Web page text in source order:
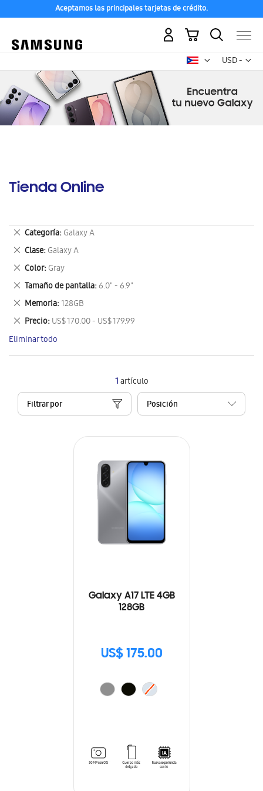
Aceptamos las principales tarjetas de crédito.
USD -
dólar
Mi carrito
Tienda Online
1artículo
Filtrar por
Galaxy A17 LTE 4GB
128GB
US$ 175.00
Categoría Galaxy A
Eliminar
este
artículo
Clase Galaxy A
Eliminar
este
artículo
Color Gray
Eliminar
este
artículo
Tamaño de pantalla 6.0" - 6.9"
Eliminar
este
artículo
Memoria 128GB
Eliminar
este
artículo
Precio US$ 170.00 - US$ 179.99
Eliminar
este
artículo
Eliminar todo